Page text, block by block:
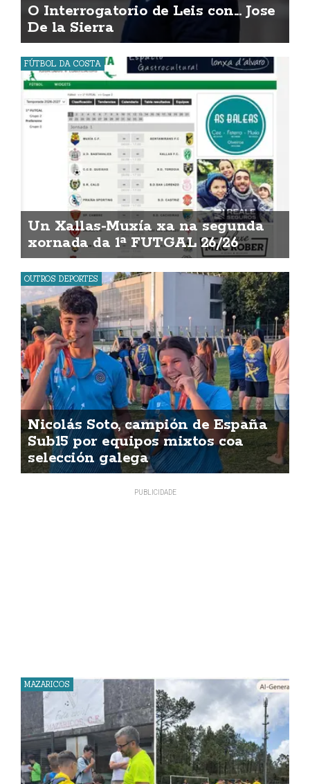
O Interrogatorio de Leis con... Jose
De la Sierra
FÚTBOL DA COSTA
Un Xallas-Muxía xa na segunda
xornada da 1ª FUTGAL 26/26
OUTROS DEPORTES
Nicolás Soto, campión de España
Sub15 por equipos mixtos coa
selección galega
MAZARICOS